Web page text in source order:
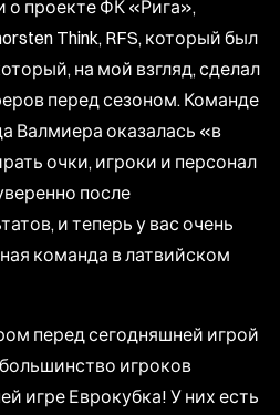
о проекте ФК «Рига»,
Think, RFS, который был
на мой взгляд, сделал
перед сезоном. Команде
Валмиера оказалась «в
очки, игроки и персонал
после
и теперь у вас очень
команда в латвийском
перед сегодняшней игрой
игроков
игре Еврокубка! У них есть